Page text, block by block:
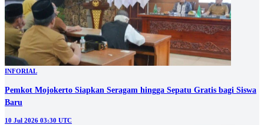
INFORIAL
Pemkot Mojokerto Siapkan Seragam hingga Sepatu Gratis bagi Siswa
Baru
10 Jul 2026 03:30 UTC